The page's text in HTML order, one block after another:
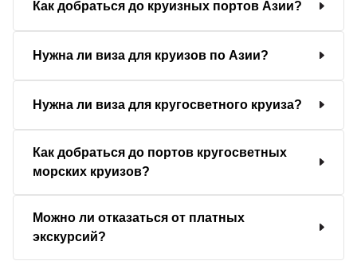
Как добраться до круизных портов Азии?
Нужна ли виза для круизов по Азии?
Нужна ли виза для кругосветного круиза?
Как добраться до портов кругосветных
морских круизов?
Можно ли отказаться от платных
экскурсий?